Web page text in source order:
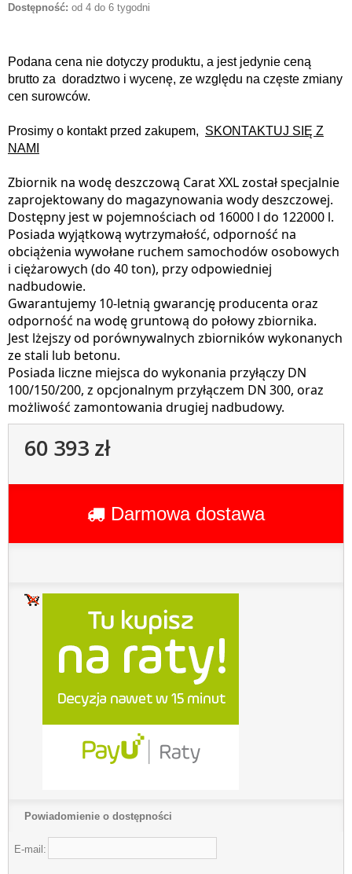
Dostępność: od 4 do 6 tygodni
Podana cena nie dotyczy produktu, a jest jedynie ceną
brutto za doradztwo i wycenę, ze względu na częste zmiany
cen surowców.
Prosimy o kontakt przed zakupem, SKONTAKTUJ SIĘ Z
NAMI
Zbiornik na wodę deszczową Carat XXL został specjalnie
zaprojektowany do magazynowania wody deszczowej.
Dostępny jest w pojemnościach od 16000 l do 122000 l.
Posiada wyjątkową wytrzymałość, odporność na
obciążenia wywołane ruchem samochodów osobowych
i ciężarowych (do 40 ton), przy odpowiedniej
nadbudowie.
Gwarantujemy 10-letnią gwarancję producenta oraz
odporność na wodę gruntową do połowy zbiornika.
Jest lżejszy od porównywalnych zbiorników wykonanych
ze stali lub betonu.
Posiada liczne miejsca do wykonania przyłączy DN
100/150/200, z opcjonalnym przyłączem DN 300, oraz
możliwość zamontowania drugiej nadbudowy.
60 393 zł
Darmowa dostawa
Powiadomienie o dostępności
E-mail: